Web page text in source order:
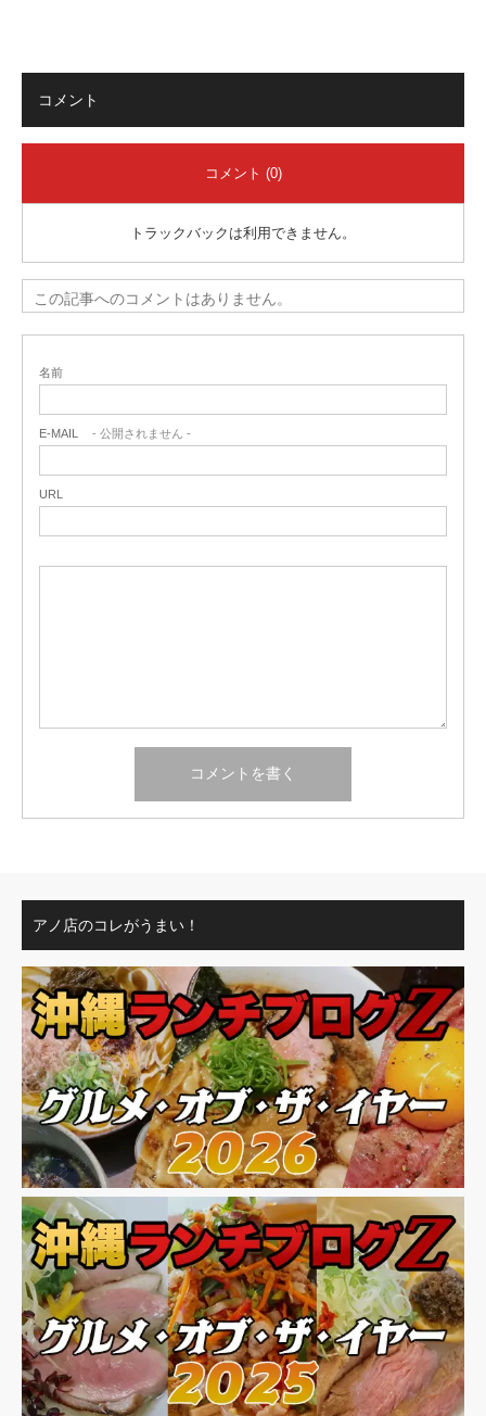
コメント
コメント (0)
トラックバックは利用できません。
この記事へのコメントはありません。
名前
E-MAIL - 公開されません -
URL
アノ店のコレがうまい！